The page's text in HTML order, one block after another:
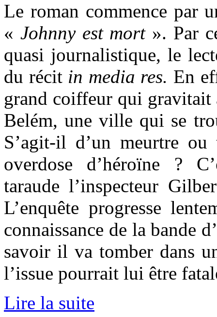
Le roman commence par
« Johnny est mort». Par
quasi journalistique, le
du récit in media res. En
grand coiffeur qui gravitait
Belém, une ville qui se
S’agit-il d’un meurtre ou
overdose d’héroïne ?
taraude l’inspecteur
L’enquête progresse
connaissance de la bande
savoir il va tomber dans
l’issue pourrait lui être
Lire la suite